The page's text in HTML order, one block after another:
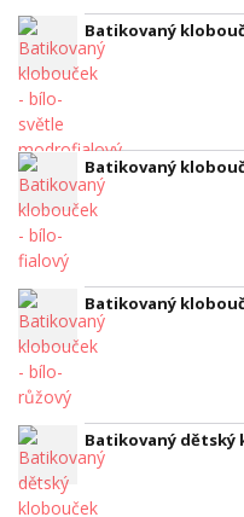
Batikovaný
Batikovaný
Batikovaný
Batikovaný dětský